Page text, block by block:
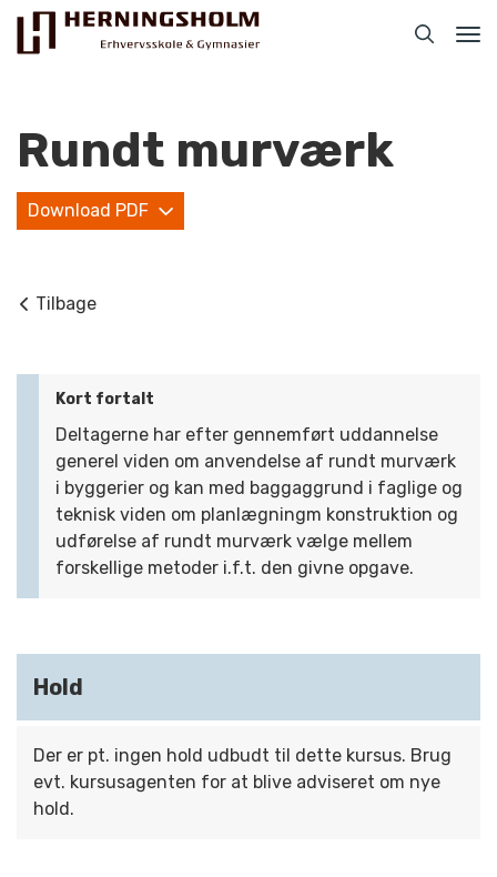
For ledige
For virksomheder
Bliv faglært
Kontakt
Rundt murværk
Download PDF
Tilbage
Kort fortalt
Deltagerne har efter gennemført uddannelse
generel viden om anvendelse af rundt murværk
i byggerier og kan med baggaggrund i faglige og
teknisk viden om planlægningm konstruktion og
udførelse af rundt murværk vælge mellem
forskellige metoder i.f.t. den givne opgave.
Hold
Der er pt. ingen hold udbudt til dette kursus. Brug
evt. kursusagenten for at blive adviseret om nye
hold.